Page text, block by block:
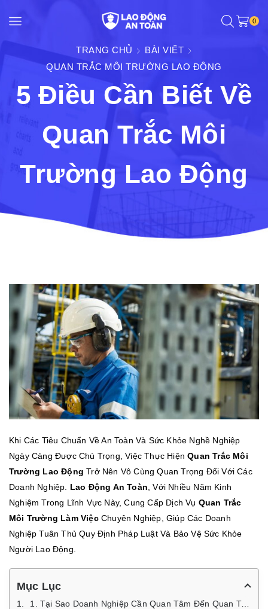
0
TRANG CHỦ
BÀI VIẾT
QUAN TRẮC MÔI TRƯỜNG LAO ĐỘNG
5 Điều Cần Biết Về
Quan Trắc Môi
Trường Lao Động
Khi Các Tiêu Chuẩn Về An Toàn Và Sức Khỏe Nghề Nghiệp
Ngày Càng Được Chú Trọng, Việc Thực HiệnQuan Trắc Môi
Trường Lao Động Trở Nên Vô Cùng Quan Trọng Đối Với Các
Doanh Nghiệp. Lao Động An Toàn, Với Nhiều Năm Kinh
Nghiệm Trong Lĩnh Vực Này, Cung Cấp Dịch Vụ Quan Trắc
Môi Trường Làm ViệcChuyên Nghiệp, Giúp Các Doanh
Nghiệp Tuân Thủ Quy Định Pháp Luật Và Bảo Vệ Sức Khỏe
Người Lao Động.
Mục Lục
1. Tại Sao Doanh Nghiệp Cần Quan Tâm Đến Quan Trắc Môi Trường Lao Động?